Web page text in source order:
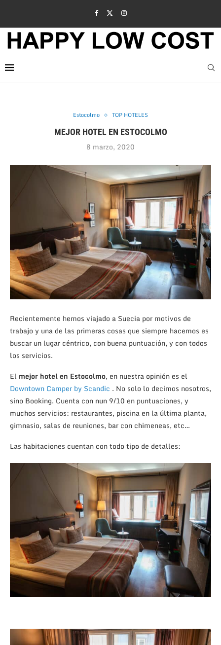
Estocolmo TOP HOTELES
MEJOR HOTEL EN ESTOCOLMO
8 marzo, 2020
Recientemente hemos viajado a Suecia por motivos de
trabajo y una de las primeras cosas que siempre hacemos es
buscar un lugar céntrico, con buena puntuación, y con todos
los servicios.
El mejor hotel en Estocolmo, en nuestra opinión es el
Downtown Camper by Scandic . No solo lo decimos nosotros,
sino Booking. Cuenta con nun 9/10 en puntuaciones, y
muchos servicios: restaurantes, piscina en la última planta,
gimnasio, salas de reuniones, bar con chimeneas, etc…
Las habitaciones cuentan con todo tipo de detalles: